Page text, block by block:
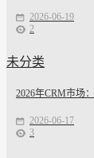
2026-06-19
2
未分类
2026年CRM市场
2026-06-17
3